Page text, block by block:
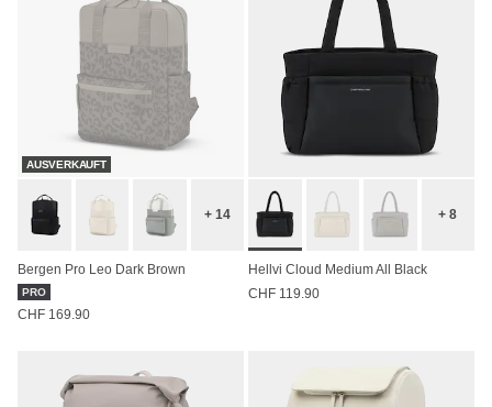
AUSVERKAUFT
+ 14
Bergen Pro Leo Dark Brown
PRO
CHF 169.90
+ 8
Hellvi Cloud Medium All Black
CHF 119.90